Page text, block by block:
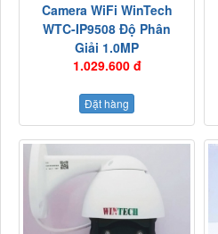
Camera WiFi WinTech
WTC-IP9508 Độ Phân
Giải 1.0MP
1.029.600 đ
Đặt hàng